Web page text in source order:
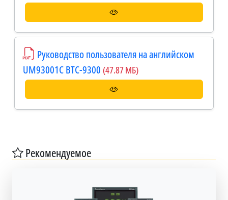
Руководство пользователя на английском
UM93001C BTC-9300 (47.87 МБ)
Рекомендуемое